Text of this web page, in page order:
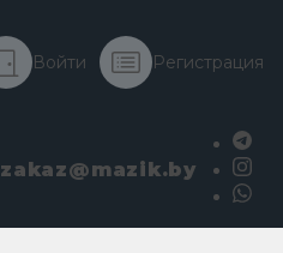
Войти Регистрация
zakaz@mazik.by